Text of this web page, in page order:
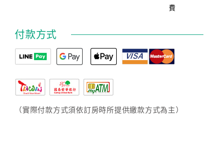
費
付款方式
（實際付款方式須依訂房時所提供繳款方式為主）